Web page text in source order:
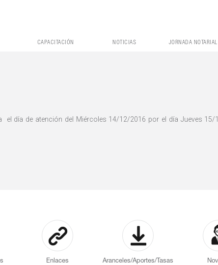
CAPACITACIÓN NOTICIAS JORNADA NOTARIAL
día de atención del Miércoles 14/12/2016 por el día Jueves 15/
Enlaces Aranceles/Aportes/Tasas